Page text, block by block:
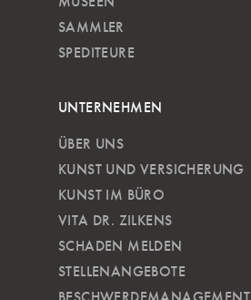
SAMMLER
SPEDITEURE
UNTERNEHMEN
ÜBER UNS
KUNST UND VERSICHERUNG
KUNST IM BÜRO
VITA DR. ZILKENS
SCHADEN MELDEN
STELLENANGEBOTE